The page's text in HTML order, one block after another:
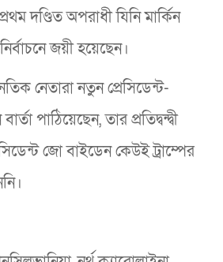
দণ্ডিত অপরাধী যিনি মার্কিন
নির্বাচনে জয়ী হয়েছেন।
নেতারা নতুন প্রেসিডেন্ট-
পাঠিয়েছেন, তার প্রতিদ্বন্দ্বী
জো বাইডেন কেউই ট্রাম্পের